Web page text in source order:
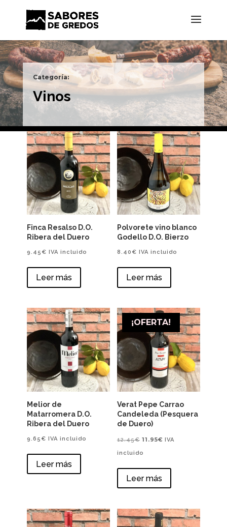
Categoría:
Vinos
Finca Resalso D.O.
Ribera del Duero
9.45 € IVA incluido
Leer más
Polvorete vino blanco
Godello D.O. Bierzo
8.40 € IVA incluido
Leer más
Melior de
Matarromera D.O.
Ribera del Duero
9.65 € IVA incluido
Leer más
¡OFERTA!
Verat Pepe Carrao
Candeleda (Pesquera
de Duero)
12.45€ El
precio
era:
11.95€ElIVA
incluido
Leer más